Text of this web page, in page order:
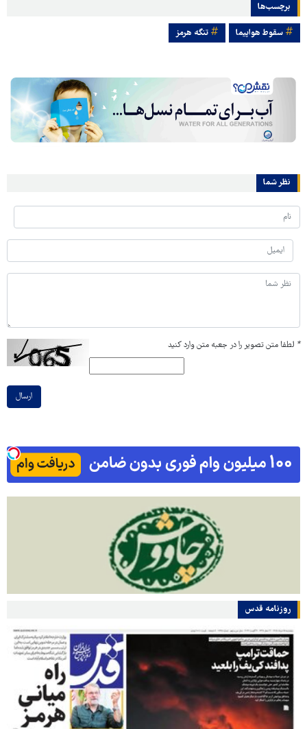
برچسب‌ها
سقوط هواپیما تنگه هرمز
نظر شما
* لطفا متن تصویر را در جعبه متن وارد کنید
ارسال
روزنامه قدس